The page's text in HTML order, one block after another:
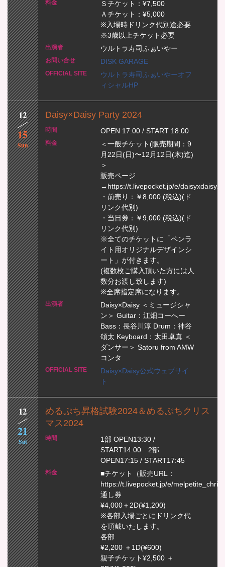
Ｓチケット：¥7,500
Ａチケット：¥5,000
※入場時ドリンク代別途必要
※3歳以上チケット必要
ウルトラ寿司ふぁいやー
DISK GARAGE
ウルトラ寿司ふぁいやーオフ
ィシャルHP
12
15
Sun
Daisy×Daisy Party 2024
OPEN 17:00 / START 18:00
＜一般チケット(販売期間：9
月22日(日)〜12月12日(木)迄)
＞
販売ページ
→https://t.livepocket.jp/e/
・前売り：￥8,000 (税込)(ド
リンク代別)
・当日券：￥9,000 (税込)(ド
リンク代別)
※全てのチケットに「ペンラ
イト用オリジナルデザインシ
ート」が付きます。
(複数枚ご購入頂いた方には人
数分お渡し致します)
※全席指定席になります。
Daisy×Daisy ＜ミュージシャ
ン＞ Guitar：江畑コーへー
Bass：長谷川淳 Drum：神谷
頌太 Keyboard：太田卓真 ＜
ダンサー＞ Satoru from AMW
コンタ
Daisy×Daisy公式ウェブサイ
ト
12
21
Sat
めるぷち昇格試験2024＆めるぷちクリス
マス2024
1部 OPEN13:30 /
START14:00 2部
OPEN17:15 / START17:45
■チケット（販売URL：
https://t.livepocket.jp/e/
通し券
¥4,000＋2D(¥1,200)
※各部入場ごとにドリンク代
を頂戴いたします。
各部
¥2,200 ＋1D(¥600)
親子チケット¥2,500 ＋